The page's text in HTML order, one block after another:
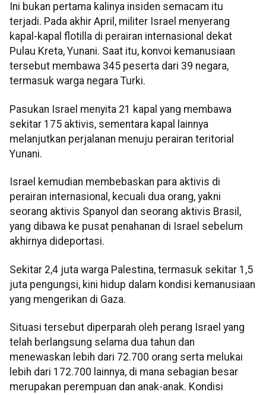
Ini bukan pertama kalinya insiden semacam itu
terjadi. Pada akhir April, militer Israel menyerang
kapal-kapal flotilla di perairan internasional dekat
Pulau Kreta, Yunani. Saat itu, konvoi kemanusiaan
tersebut membawa 345 peserta dari 39 negara,
termasuk warga negara Turki.
Pasukan Israel menyita 21 kapal yang membawa
sekitar 175 aktivis, sementara kapal lainnya
melanjutkan perjalanan menuju perairan teritorial
Yunani.
Israel kemudian membebaskan para aktivis di
perairan internasional, kecuali dua orang, yakni
seorang aktivis Spanyol dan seorang aktivis Brasil,
yang dibawa ke pusat penahanan di Israel sebelum
akhirnya dideportasi.
Sekitar 2,4 juta warga Palestina, termasuk sekitar 1,5
juta pengungsi, kini hidup dalam kondisi kemanusiaan
yang mengerikan di Gaza.
Situasi tersebut diperparah oleh perang Israel yang
telah berlangsung selama dua tahun dan
menewaskan lebih dari 72.700 orang serta melukai
lebih dari 172.700 lainnya, di mana sebagian besar
merupakan perempuan dan anak-anak. Kondisi